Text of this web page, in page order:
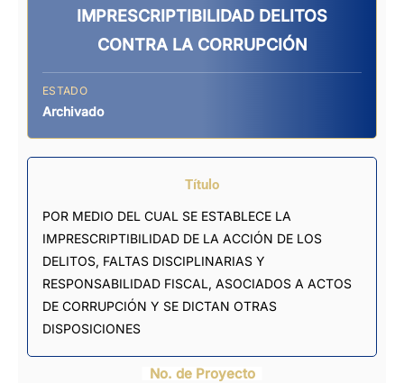
IMPRESCRIPTIBILIDAD DELITOS
CONTRA LA CORRUPCIÓN
ESTADO
Archivado
Título
POR MEDIO DEL CUAL SE ESTABLECE LA
IMPRESCRIPTIBILIDAD DE LA ACCIÓN DE LOS
DELITOS, FALTAS DISCIPLINARIAS Y
RESPONSABILIDAD FISCAL, ASOCIADOS A ACTOS
DE CORRUPCIÓN Y SE DICTAN OTRAS
DISPOSICIONES
No. de Proyecto